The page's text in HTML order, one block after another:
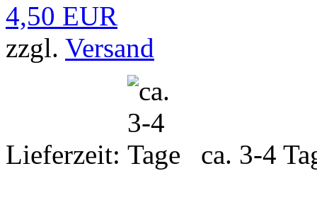
4,50 EUR
zzgl. Versand
Lieferzeit: ca. 3-4